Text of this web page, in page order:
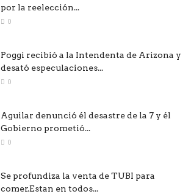
por la reelección...
0
Poggi recibió a la Intendenta de Arizona y
desató especulaciones...
0
Aguilar denunció él desastre de la 7 y él
Gobierno prometió...
0
Se profundiza la venta de TUBI para
comer.Estan en todos...